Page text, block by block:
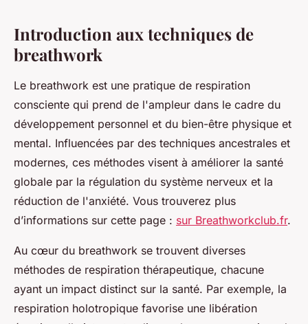
Introduction aux techniques de
breathwork
Le breathwork est une pratique de respiration
consciente qui prend de l'ampleur dans le cadre du
développement personnel et du bien-être physique et
mental. Influencées par des techniques ancestrales et
modernes, ces méthodes visent à améliorer la santé
globale par la régulation du système nerveux et la
réduction de l'anxiété. Vous trouverez plus
d’informations sur cette page : sur Breathworkclub.fr.
Au cœur du breathwork se trouvent diverses
méthodes de respiration thérapeutique, chacune
ayant un impact distinct sur la santé. Par exemple, la
respiration holotropique favorise une libération